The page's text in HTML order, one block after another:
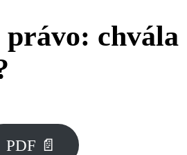
právo: chvála
PDF 📄